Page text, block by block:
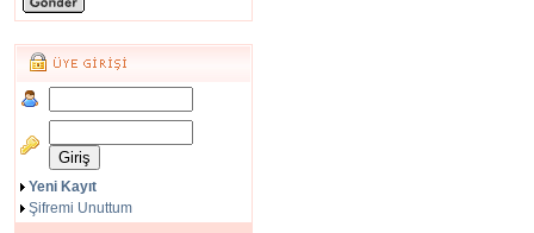
Yeni Kayıt
Şifremi Unuttum